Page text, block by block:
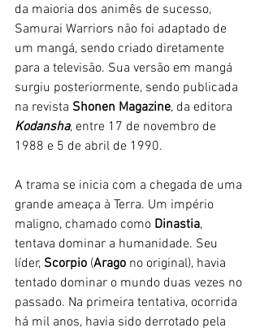
da maioria dos animês de sucesso,
Samurai Warriors não foi adaptado de
um mangá, sendo criado diretamente
para a televisão. Sua versão em mangá
surgiu posteriormente, sendo publicada
na revista Shonen Magazine, da editora
Kodansha, entre 17 de novembro de
1988 e 5 de abril de 1990.
A trama se inicia com a chegada de uma
grande ameaça à Terra. Um império
maligno, chamado como Dinastia,
tentava dominar a humanidade. Seu
líder, Scorpio (Arago no original), havia
tentado dominar o mundo duas vezes no
passado. Na primeira tentativa, ocorrida
há mil anos, havia sido derrotado pela